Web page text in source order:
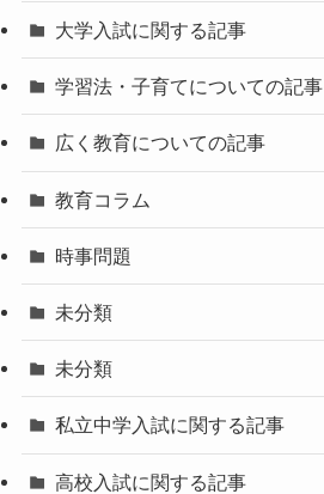
大学入試に関する記事
学習法・子育てについての記事
広く教育についての記事
教育コラム
時事問題
未分類
未分類
私立中学入試に関する記事
高校入試に関する記事